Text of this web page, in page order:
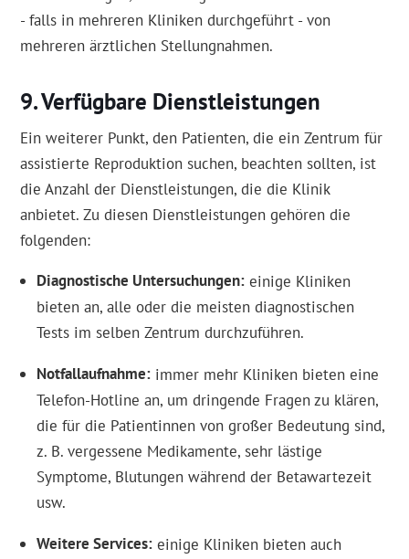
- falls in mehreren Kliniken durchgeführt - von
mehreren ärztlichen Stellungnahmen.
Verfügbare Dienstleistungen
Ein weiterer Punkt, den Patienten, die ein Zentrum für
assistierte Reproduktion suchen, beachten sollten, ist
die Anzahl der Dienstleistungen, die die Klinik
anbietet. Zu diesen Dienstleistungen gehören die
folgenden:
Diagnostische Untersuchungen einige Kliniken
bieten an, alle oder die meisten diagnostischen
Tests im selben Zentrum durchzuführen.
Notfallaufnahme immer mehr Kliniken bieten eine
Telefon-Hotline an, um dringende Fragen zu klären,
die für die Patientinnen von großer Bedeutung sind,
z. B. vergessene Medikamente, sehr lästige
Symptome, Blutungen während der Betawartezeit
usw.
Weitere Services einige Kliniken bieten auch